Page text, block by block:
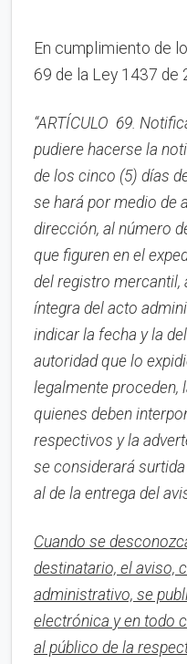
En cumplimiento de
69 de la Ley 1437 de
“ARTÍCULO 69.
pudiere hacerse la
de los cinco (5) días
se hará por medio de
dirección, al número
que figuren en el
del registro mercantil,
íntegra del acto
indicar la fecha y la
autoridad que lo
legalmente proceden,
quienes deben
respectivos y la
se considerará
al de la entrega del
Cuando se
destinatario, el aviso,
administrativo, se
electrónica y en todo
al público de la